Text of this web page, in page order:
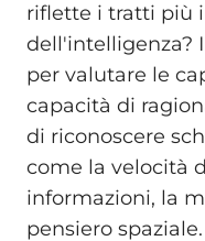
riflette i tratti più
dell'intelligenza?
per valutare le
capacità di
di riconoscere
come la velocità
informazioni, la
pensiero